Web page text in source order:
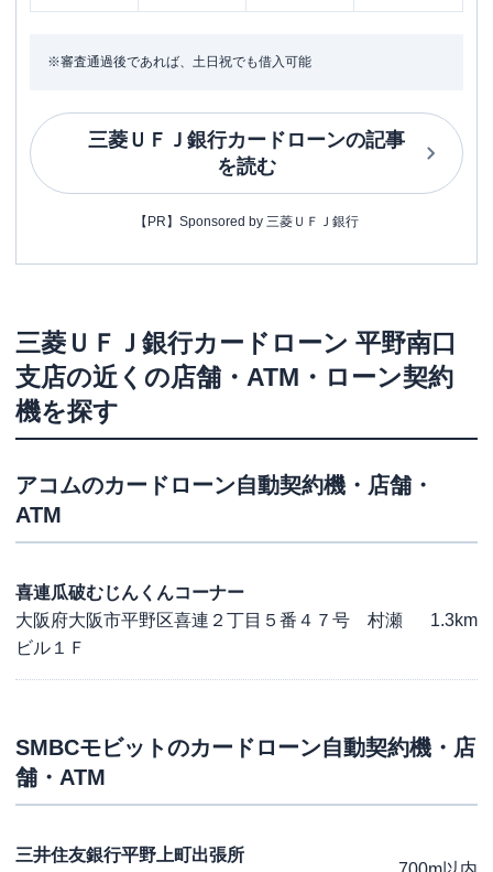
※審査通過後であれば、土日祝でも借入可能
三菱ＵＦＪ銀行カードローンの記事
を読む
【PR】Sponsored by 三菱ＵＦＪ銀行
三菱ＵＦＪ銀行カードローン 平野南口
支店の近くの店舗・ATM・ローン契約
機を探す
アコムのカードローン自動契約機・店舗・
ATM
喜連瓜破むじんくんコーナー
大阪府大阪市平野区喜連２丁目５番４７号 村瀬
ビル１Ｆ
1.3km
SMBCモビットのカードローン自動契約機・店
舗・ATM
三井住友銀行平野上町出張所